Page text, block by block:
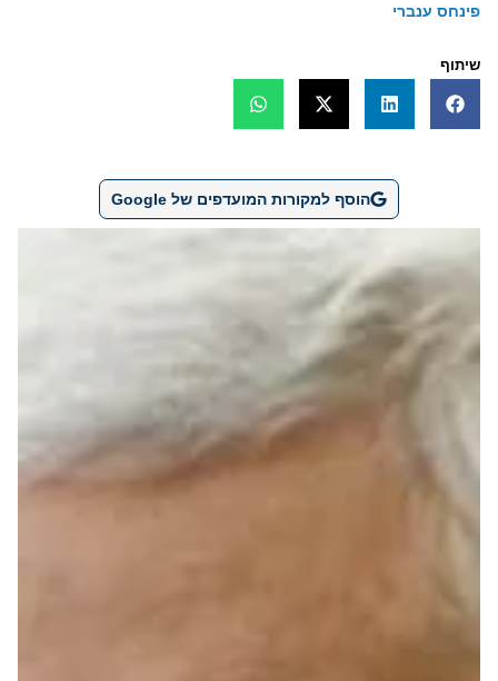
פינחס ענברי
שיתוף
הוסף למקורות המועדפים של Google